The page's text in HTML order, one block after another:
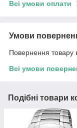
Всі умови оплати
Умови
Повернення товару
Всі умови
Подібні товари